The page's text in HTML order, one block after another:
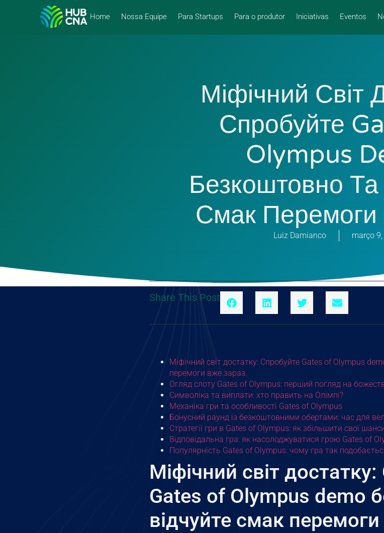
Home Nossa Equipe Para Startups Para o produtor Iniciativas Eventos
Міфічний Світ
Спробуйте
Olympus
Безкоштовно Та
Смак
Luiz Damianco março
Share This Post
Міфічний світ достатку: Спробуйте Gates of Olympus
перемоги вже зараз.
Огляд слоту Gates of Olympus: перший погляд на
Символіка та виплати: хто править на Олімпі?
Механіка гри та особливості Gates of Olympus
Бонусний раунд із безкоштовними обертами: час для
Стратегії гри в Gates of Olympus: як збільшити свої
Відповідальна гра: як насолоджуватися грою Gates of
Популярність Gates of Olympus: чому гра так
Міфічний світ
Gates of Olympus demo
відчуйте смак